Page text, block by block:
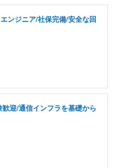
ンジニア/社保完備/安全な回
迎/通信インフラを基礎から